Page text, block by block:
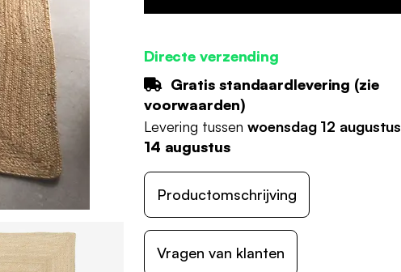
Directe verzending
Gratis standaardlevering (zie
voorwaarden)
Levering tussenwoensdag 12 augustus
14 augustus
Productomschrijving
Vragen van klanten